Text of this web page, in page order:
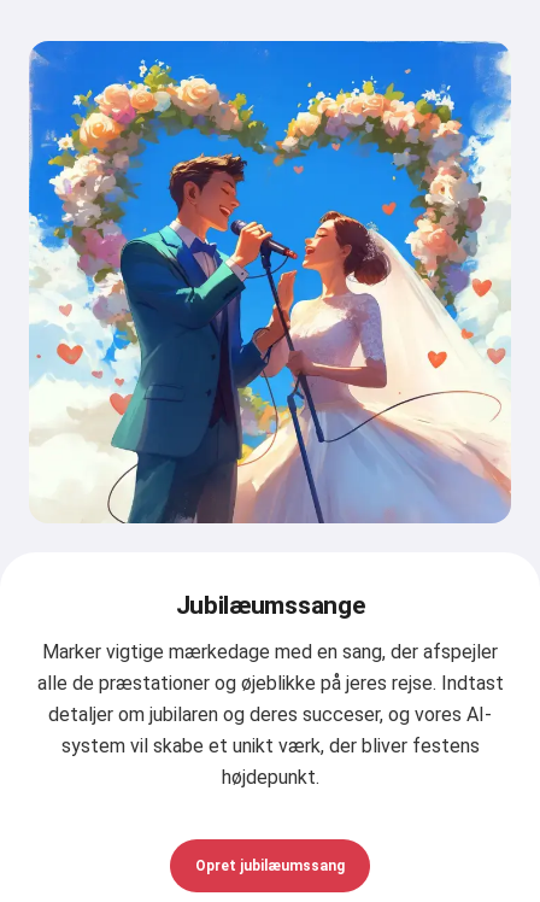
Jubilæumssange
Marker vigtige mærkedage med en sang, der afspejler
alle de præstationer og øjeblikke på jeres rejse. Indtast
detaljer om jubilaren og deres succeser, og vores AI-
system vil skabe et unikt værk, der bliver festens
højdepunkt.
Opret jubilæumssang